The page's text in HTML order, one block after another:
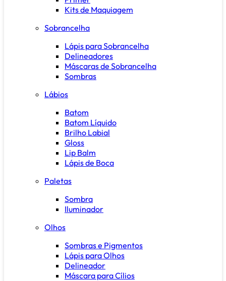
Kits de Maquiagem
Sobrancelha
Lápis para Sobrancelha
Delineadores
Máscaras de Sobrancelha
Sombras
Lábios
Batom
Batom Líquido
Brilho Labial
Gloss
Lip Balm
Lápis de Boca
Paletas
Sombra
Iluminador
Olhos
Sombras e Pigmentos
Lápis para Olhos
Delineador
Máscara para Cílios